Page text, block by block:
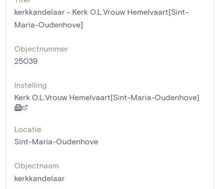
kerkkandelaar - Kerk O.L.Vrouw Hemelvaart[Sint-
Maria-Oudenhove]
Objectnummer
25039
Instelling
Kerk O.L.Vrouw Hemelvaart[Sint-Maria-Oudenhove]
Locatie
Sint-Maria-Oudenhove
Objectnaam
kerkkandelaar